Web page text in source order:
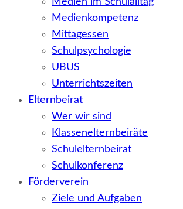
Medienkompetenz
Mittagessen
Schulpsychologie
UBUS
Unterrichtszeiten
Elternbeirat
Wer wir sind
Klassenelternbeiräte
Schulelternbeirat
Schulkonferenz
Förderverein
Ziele und Aufgaben